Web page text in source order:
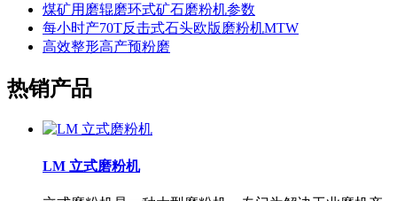
煤矿用磨辊磨环式矿石磨粉机参数
每小时产70T反击式石头欧版磨粉机MTW
高效整形高产预粉磨
热销产品
LM 立式磨粉机